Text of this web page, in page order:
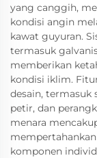
yang canggih,
kondisi angin
kawat guyuran.
termasuk
memberikan
kondisi iklim.
desain, termasuk
petir, dan
menara
komponen